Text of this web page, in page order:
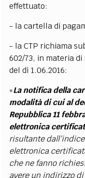
effettuato:
- la cartella di
- la CTP richiama
602/73, in materia
del dì 1.06.2016:
«La notifica della
modalità di cui al
Repubblica 11
elettronica
risultante
elettronica
che ne fanno
avere un indirizzo